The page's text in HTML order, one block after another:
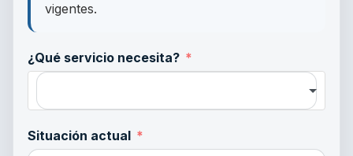
vigentes.
¿Qué servicio necesita?
Situación actual